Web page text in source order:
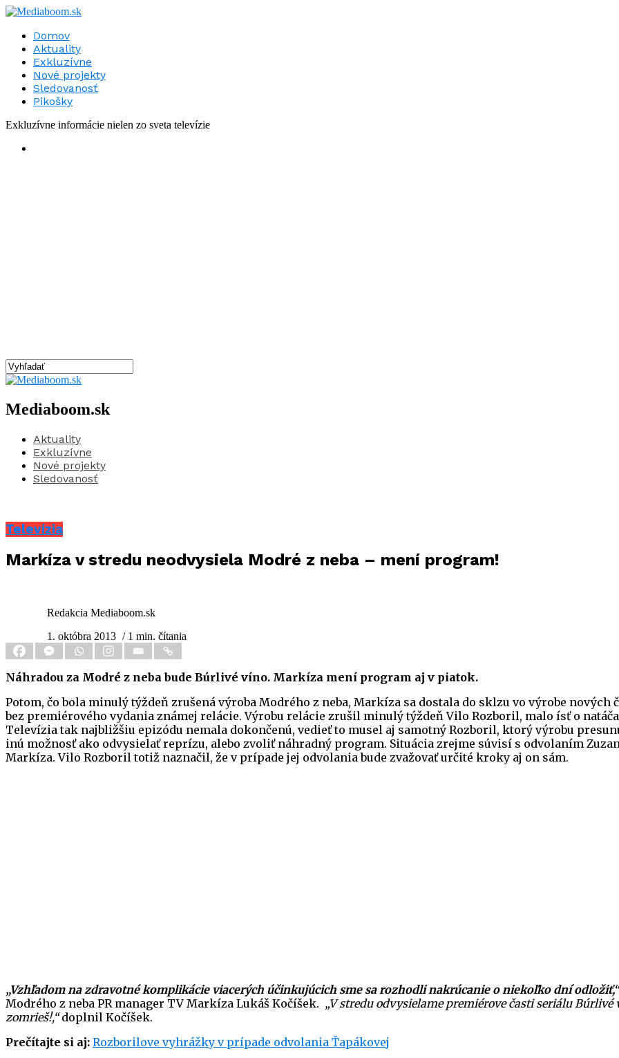
Domov
Aktuality
Exkluzívne
Nové projekty
Sledovanosť
Pikošky
Exkluzívne informácie nielen zo sveta televízie
Mediaboom.sk
Aktuality
Exkluzívne
Nové projekty
Sledovanosť
Televízia
Markíza v stredu neodvysiela Modré z neba – mení program!
Redakcia Mediaboom.sk
1. októbra 2013 / 1 min. čítania
Náhradou za Modré z neba bude Búrlivé víno. Markíza mení program aj v piatok.
Potom, čo bola minulý týždeň zrušená výroba Modrého z neba, Markíza sa dostala do sklzu vo výrobe
bez premiérového vydania známej relácie. Výrobu relácie zrušil minulý týždeň Vilo Rozboril, malo ísť o
Televízia tak najbližšiu epizódu nemala dokončenú, vedieť to musel aj samotný Rozboril, ktorý výrobu
inú možnosť ako odvysielať reprízu, alebo zvoliť náhradný program. Situácia zrejme súvisí s odvolaním
Markíza. Vilo Rozboril totiž naznačil, že v prípade jej odvolania bude zvažovať určité kroky aj on sám.
„Vzhľadom na zdravotné komplikácie viacerých účinkujúcich sme sa rozhodli nakrúcanie o niekoľko dní odložiť,“
Modrého z neba PR manager TV Markíza Lukáš Kočíšek. „V stredu odvysielame premiérove časti seriálu
zomrieš!,“doplnil Kočíšek.
Prečítajte si aj: Rozborilove vyhrážky v prípade odvolania Ťapákovej